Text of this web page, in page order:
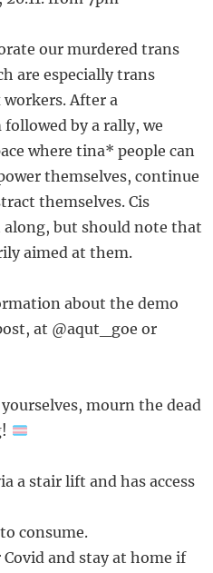
our murdered trans
are especially trans
workers. After a
by a rally, we
where tina* people can
themselves, continue
themselves. Cis
but should note that
aimed at them.
about the demo
at @aqut_goe or
mourn the dead
a stair lift and has access
consume.
and stay at home if